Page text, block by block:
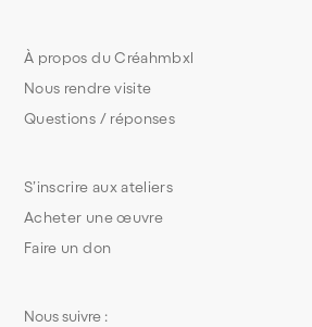
S’inscrire aux ateliers
Acheter une œuvre
Faire un don
À propos du Créahmbxl
Nous rendre visite
Questions / réponses
Nous suivre :